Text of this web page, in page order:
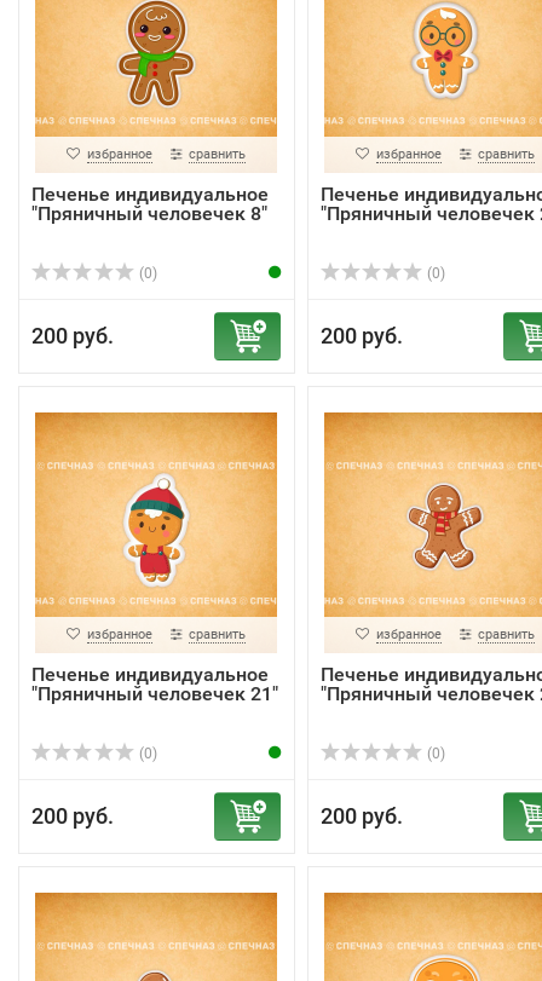
избранное сравнить
Печенье индивидуальное
"Пряничный человечек 8"
(0)
200 руб.
избранное сравнить
Печенье
"Пряничный человечек
(0)
200 руб.
избранное сравнить
Печенье индивидуальное
"Пряничный человечек 21"
(0)
200 руб.
избранное сравнить
Печенье
"Пряничный человечек
(0)
200 руб.